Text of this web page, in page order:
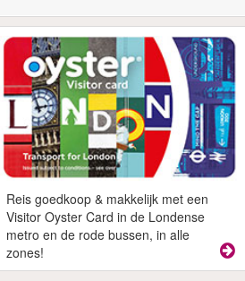
Reis goedkoop & makkelijk met een
Visitor Oyster Card in de Londense
metro en de rode bussen, in alle
zones!